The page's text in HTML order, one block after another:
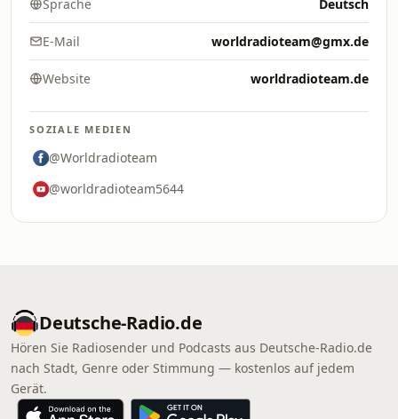
Sprache Deutsch
E-Mail worldradioteam@gmx.de
Website worldradioteam.de
SOZIALE MEDIEN
@Worldradioteam
@worldradioteam5644
Deutsche-Radio.de
Hören Sie Radiosender und Podcasts aus Deutsche-Radio.de
nach Stadt, Genre oder Stimmung — kostenlos auf jedem
Gerät.